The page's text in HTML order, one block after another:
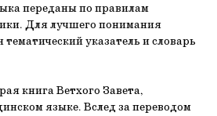
переданы по правилам
Для лучшего понимания
тематический указатель и словарь
книга Ветхого Завета,
языке. Вслед за переводом